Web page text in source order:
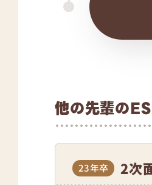
他の先輩の
23年卒 2次